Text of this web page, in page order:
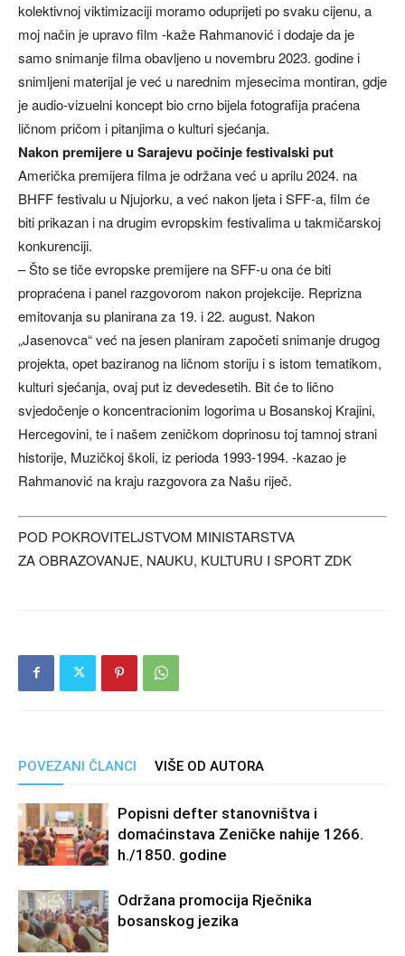
kolektivnoj viktimizaciji moramo oduprijeti po svaku cijenu, a
moj način je upravo film -kaže Rahmanović i dodaje da je
samo snimanje filma obavljeno u novembru 2023. godine i
snimljeni materijal je već u narednim mjesecima montiran, gdje
je audio-vizuelni koncept bio crno bijela fotografija praćena
ličnom pričom i pitanjima o kulturi sjećanja.
Nakon premijere u Sarajevu počinje festivalski put
Američka premijera filma je održana već u aprilu 2024. na
BHFF festivalu u Njujorku, a već nakon ljeta i SFF-a, film će
biti prikazan i na drugim evropskim festivalima u takmičarskoj
konkurenciji.
– Što se tiče evropske premijere na SFF-u ona će biti
propraćena i panel razgovorom nakon projekcije. Reprizna
emitovanja su planirana za 19. i 22. august. Nakon
„Jasenovca“ već na jesen planiram započeti snimanje drugog
projekta, opet baziranog na ličnom storiju i s istom tematikom,
kulturi sjećanja, ovaj put iz devedesetih. Bit će to lično
svjedočenje o koncentracionim logorima u Bosanskoj Krajini,
Hercegovini, te i našem zeničkom doprinosu toj tamnoj strani
historije, Muzičkoj školi, iz perioda 1993-1994. -kazao je
Rahmanović na kraju razgovora za Našu riječ.
POD POKROVITELJSTVOM MINISTARSTVA
ZA OBRAZOVANJE, NAUKU, KULTURU I SPORT ZDK
POVEZANI ČLANCI VIŠE OD AUTORA
Popisni defter stanovništva i
domaćinstava Zeničke nahije 1266.
h./1850. godine
Održana promocija Rječnika
bosanskog jezika